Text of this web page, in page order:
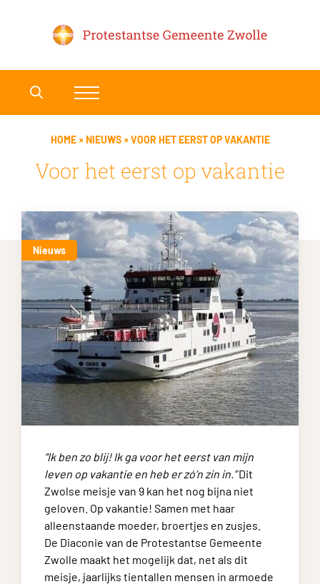
HOME»NIEUWS»VOOR HET EERST OP VAKANTIE
Voor het eerst op vakantie
Nieuws
“Ik ben zo blij! Ik ga voor het eerst van mijn
leven op vakantie en heb er zó’n zin in.”Dit
Zwolse meisje van 9 kan het nog bijna niet
geloven. Op vakantie! Samen met haar
alleenstaande moeder, broertjes en zusjes.
De Diaconie van de Protestantse Gemeente
Zwolle maakt het mogelijk dat, net als dit
meisje, jaarlijks tientallen mensen in armoede